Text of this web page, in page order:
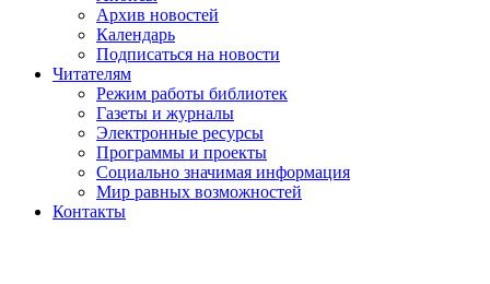
Архив новостей
Календарь
Подписаться на новости
Читателям
Режим работы библиотек
Газеты и журналы
Электронные ресурсы
Программы и проекты
Социально значимая информация
Мир равных возможностей
Контакты